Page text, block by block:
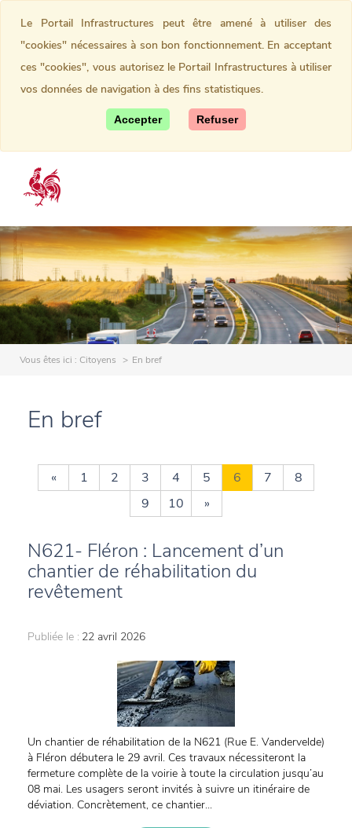
Vous êtes ici : Citoyens En bref
En bref
« 1 2 3 4 5 6 7
8
9
10 »
N621- Fléron : Lancement d’un
chantier de réhabilitation du
revêtement
Publiée le : 22 avril 2026
Un chantier de réhabilitation de la N621 (Rue E. Vandervelde)
à Fléron débutera le 29 avril. Ces travaux nécessiteront la
fermeture complète de la voirie à toute la circulation jusqu’au
08 mai. Les usagers seront invités à suivre un itinéraire de
déviation. Concrètement, ce chantier...
Le Portail Infrastructures peut être amené à utiliser des
"cookies" nécessaires à son bon fonctionnement. En acceptant
ces "cookies", vous autorisez le Portail Infrastructures à utiliser
vos données de navigation à des fins statistiques.
Accepter Refuser